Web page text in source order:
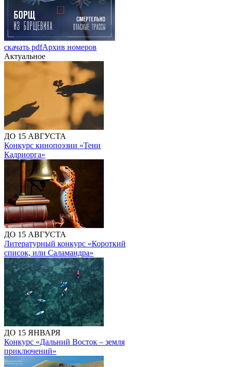
скачать pdfАрхив номеров
Актуальное
ДО 15 АВГУСТА
Конкурс кинопоэзии «Тени
Кадриорга»
ДО 15 АВГУСТА
Литературный конкурс «Короткий
список, или Саламандра»
ДО 15 ЯНВАРЯ
Конкурс «Дальний Восток – земля
приключений»